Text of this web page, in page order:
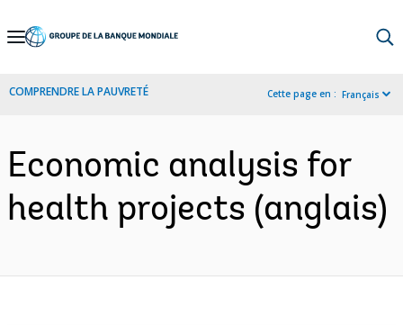
Skip
Navigation
COMPRENDRE LA PAUVRETÉ Cette page en : Français
Economic analysis for
health projects (anglais)